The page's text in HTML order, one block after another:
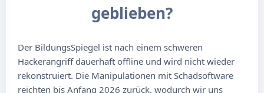
geblieben?
Der BildungsSpiegel ist nach einem schweren
Hackerangriff dauerhaft offline und wird nicht wieder
rekonstruiert. Die Manipulationen mit Schadsoftware
reichten bis Anfang 2026 zurück, wodurch wir uns